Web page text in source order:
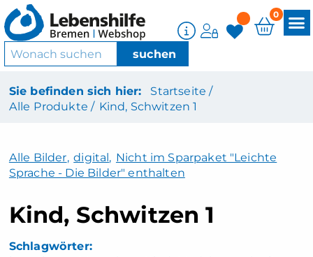
0
Sie befinden sich hier:
Startseite /
Alle Produkte / Kind, Schwitzen 1
Alle Bilder, digital, Nicht im Sparpaket "Leichte
Sprache - Die Bilder" enthalten
Kind, Schwitzen 1